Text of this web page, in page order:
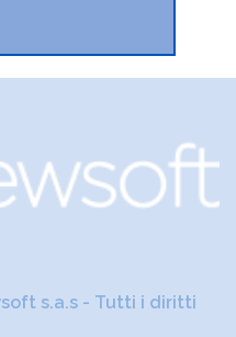
s.a.s - Tutti i diritti